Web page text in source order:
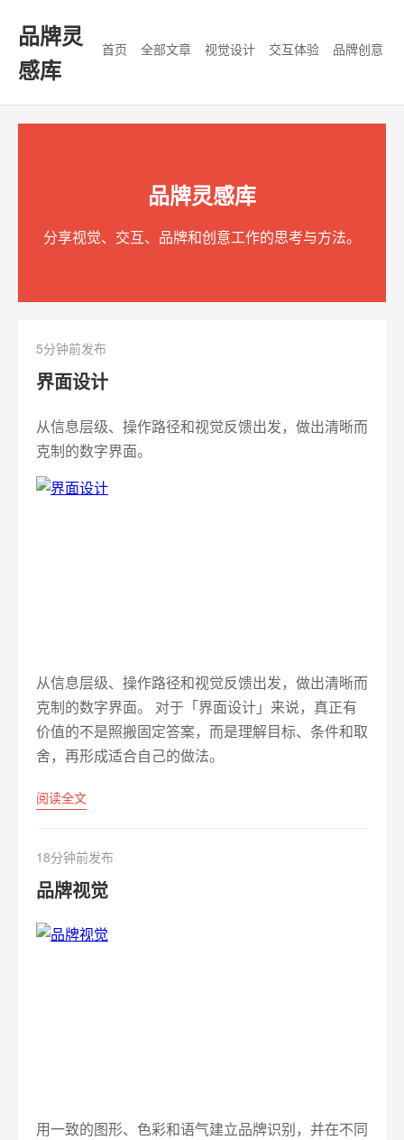
品牌灵
感库
首页 全部文章 视觉设计 交互体验 品牌创意
品牌灵感库
分享视觉、交互、品牌和创意工作的思考与方法。
5分钟前发布
界面设计
从信息层级、操作路径和视觉反馈出发，做出清晰而
克制的数字界面。
从信息层级、操作路径和视觉反馈出发，做出清晰而
克制的数字界面。 对于「界面设计」来说，真正有
价值的不是照搬固定答案，而是理解目标、条件和取
舍，再形成适合自己的做法。
阅读全文
18分钟前发布
品牌视觉
用一致的图形、色彩和语气建立品牌识别，并在不同